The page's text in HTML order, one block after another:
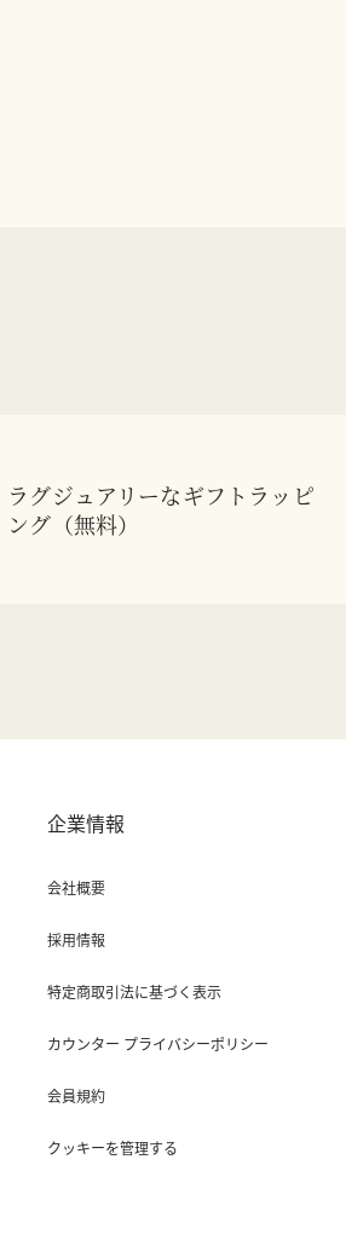
ラグジュアリーなギフトラッピ
ング（無料）
企業情報
会社概要
採用情報
特定商取引法に基づく表示
カウンター プライバシーポリシー
会員規約
クッキーを管理する